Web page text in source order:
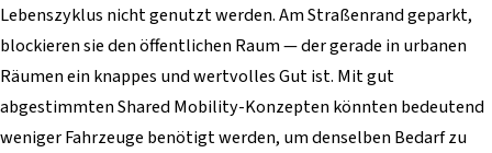
Lebenszyklus nicht genutzt werden. Am Straßenrand geparkt,
blockieren sie den öffentlichen Raum — der gerade in urbanen
Räumen ein knappes und wertvolles Gut ist. Mit gut
abgestimmten Shared Mobility-Konzepten könnten bedeutend
weniger Fahrzeuge benötigt werden, um denselben Bedarf zu